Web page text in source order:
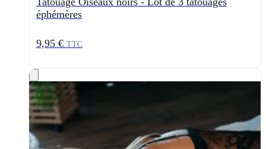
éphémères
9,95 € TTC